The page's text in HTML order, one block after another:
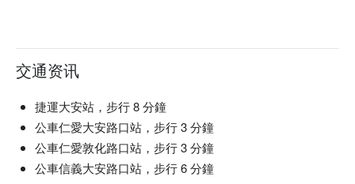
交通资讯
捷運大安站，步行 8 分鐘
公車仁愛大安路口站，步行 3 分鐘
公車仁愛敦化路口站，步行 3 分鐘
公車信義大安路口站，步行 6 分鐘